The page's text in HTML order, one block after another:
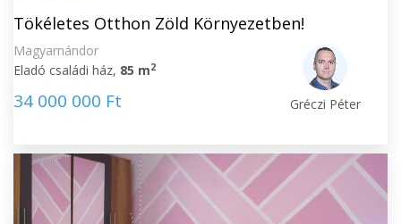
Tökéletes Otthon Zöld Környezetben!
Magyarnándor
Eladó családi ház, 85 m2
34 000 000 Ft Gréczi Péter